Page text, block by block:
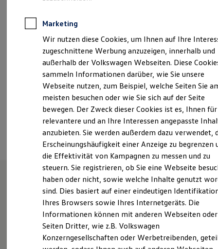
Elektroautos
ID. Tutorials
Elektrofahrzeugkonzepte
Reichweite
Reichweite der ID. Modelle
Reichweite im Winter
Laden
Laden unterwegs
Laden Zuhause
Ladestationen finden
Ladezeitensimulator
Batterie
Sicherheit
Garantie und Lebensdauer
Nachhaltigkeit
Technologie
Kosten und Kauf
Verbrauchskosten
Kaufoptionen
E-Auto-Förderung
Software und Konnektivität
ID. Software Versionen und Updates
Digitale Extras
Schnittstellen zu Ihrem ID.
info@autohaus-burkhart.de
Montag
Sonntag
Geschlossen
Ansprechpartner
Herzlich willkommen im
Autohaus Burkhart
Die ehemalige Max Burkhart KG wurde 1999 von der
Marketing
Wir nutzen diese Cookies, um Ihnen auf Ihre
zugeschnittene Werbung anzuzeigen, innerhalb und
außerhalb der Volkswagen Webseiten. Diese
sammeln Informationen darüber, wie Sie unsere
Webseite nutzen, zum Beispiel, welche Seiten Sie
meisten besuchen oder wie Sie sich auf der Seite
bewegen. Der Zweck dieser Cookies ist es, Ihnen für
relevantere und an Ihre Interessen angepasste
anzubieten. Sie werden außerdem dazu verwendet,
Erscheinungshäufigkeit einer Anzeige zu begrenzen
die Effektivität von Kampagnen zu messen und zu
steuern. Sie registrieren, ob Sie eine Webseite
haben oder nicht, sowie welche Inhalte genutzt
sind. Dies basiert auf einer eindeutigen
Ihres Browsers sowie Ihres Internetgeräts. Die
Informationen können mit anderen Webseiten oder
Seiten Dritter, wie z.B. Volkswagen
Konzerngesellschaften oder Werbetreibenden,